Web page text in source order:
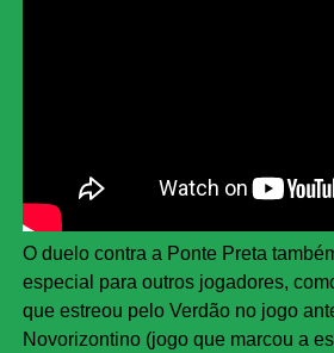
O duelo contra a Ponte Preta
especial para outros jogadores,
que estreou pelo Verdão no jogo
Novorizontino (jogo que marcou a